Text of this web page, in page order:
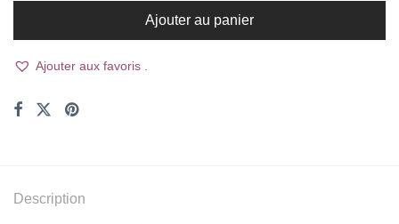
Ajouter au panier
Ajouter aux favoris .
Description